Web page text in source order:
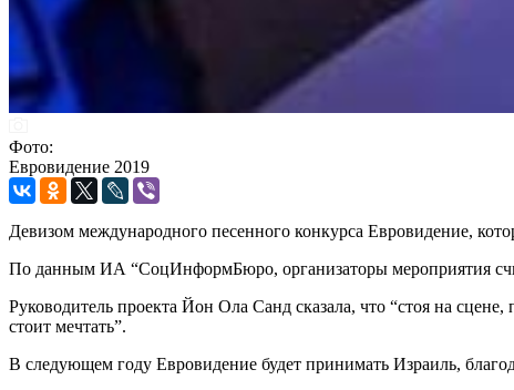
Фото:
Евровидение 2019
Девизом международного песенного конкурса Евровидение,
По данным ИА “СоцИнформБюро, организаторы мероприятия
Руководитель проекта Йон Ола Санд сказала, что “стоя на
стоит мечтать”.
В следующем году Евровидение будет принимать Израиль,